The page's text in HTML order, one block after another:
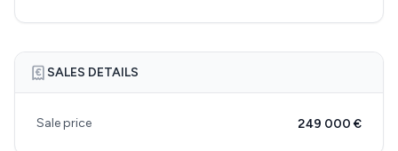
SALES DETAILS
Sale price 249 000 €